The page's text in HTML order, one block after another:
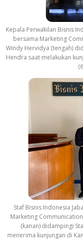
Kepala Perwakilan Bisnis
bersama Marketing
Windy Hervidya (tengah)
Hendra saat melakukan
Staf Bisnis Indonesia
Marketing
(kanan) didampingi
menerima kunjungan di